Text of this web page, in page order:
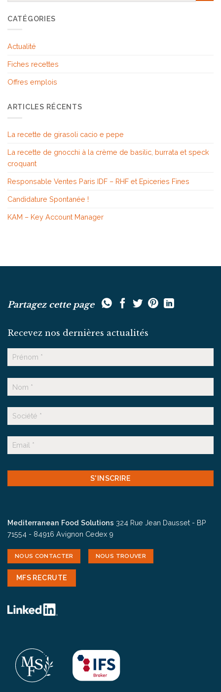
CATÉGORIES
Actualité
Fiches recettes
Offres emplois
ARTICLES RÉCENTS
La recette de girasoli cacio e pepe
La recette de gnocchi à la crème de basilic, burrata et speck
croquant
Responsable Ventes Paris IDF – RHF et Epiceries Fines
Candidature Spontanée !
KAM – Key Account Manager
Partagez cette page
Recevez nos dernières actualités
Prénom
Nom
Suffixe
E-
mail
CAPTCHA
Mediterranean Food Solutions 324 Rue Jean Dausset - BP
71554 - 84916 Avignon Cedex 9
NOUS CONTACTER NOUS TROUVER
MFS RECRUTE